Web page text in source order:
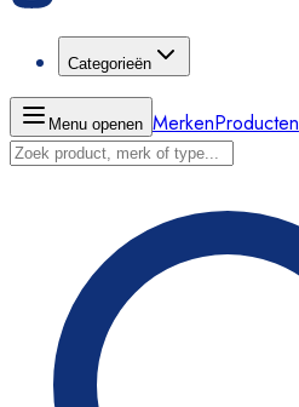
Categorieën
Menu openen MerkenProducten